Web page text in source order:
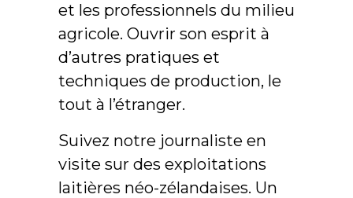
et les professionnels du milieu
agricole. Ouvrir son esprit à
d’autres pratiques et
techniques de production, le
tout à l’étranger.
Suivez notre journaliste en
visite sur des exploitations
laitières néo-zélandaises. Un